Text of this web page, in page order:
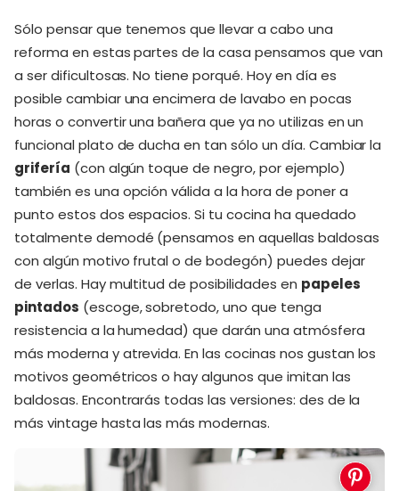
Sólo pensar que tenemos que llevar a cabo una
reforma en estas partes de la casa pensamos que van
a ser dificultosas. No tiene porqué. Hoy en día es
posible cambiar una encimera de lavabo en pocas
horas o convertir una bañera que ya no utilizas en un
funcional plato de ducha en tan sólo un día. Cambiar la
grifería (con algún toque de negro, por ejemplo)
también es una opción válida a la hora de poner a
punto estos dos espacios. Si tu cocina ha quedado
totalmente demodé (pensamos en aquellas baldosas
con algún motivo frutal o de bodegón) puedes dejar
de verlas. Hay multitud de posibilidades en papeles
pintados (escoge, sobretodo, uno que tenga
resistencia a la humedad) que darán una atmósfera
más moderna y atrevida. En las cocinas nos gustan los
motivos geométricos o hay algunos que imitan las
baldosas. Encontrarás todas las versiones: des de la
más vintage hasta las más modernas.